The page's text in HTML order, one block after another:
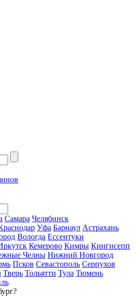
Самара Челябинск
Уфа Барнаул Астрахань
Вологда Ессентуки
Кемерово Кимры Кингисепп
Челны Нижний Новгород
Псков Севастополь Серпухов
Тверь Тольятти Тула Тюмень